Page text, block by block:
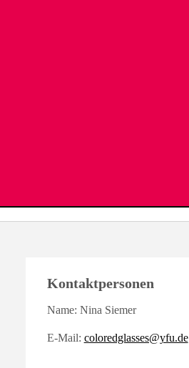
Kontaktpersonen
Name: Nina Siemer
E-Mail: coloredglasses@yfu.de